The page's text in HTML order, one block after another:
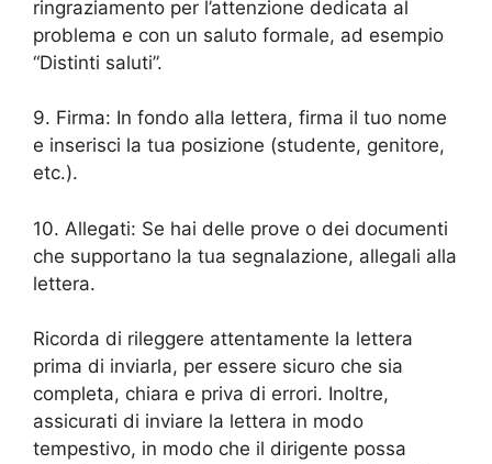
ringraziamento per l’attenzione dedicata al
problema e con un saluto formale, ad esempio
“Distinti saluti”.
9. Firma: In fondo alla lettera, firma il tuo nome
e inserisci la tua posizione (studente, genitore,
etc.).
10. Allegati: Se hai delle prove o dei documenti
che supportano la tua segnalazione, allegali alla
lettera.
Ricorda di rileggere attentamente la lettera
prima di inviarla, per essere sicuro che sia
completa, chiara e priva di errori. Inoltre,
assicurati di inviare la lettera in modo
tempestivo, in modo che il dirigente possa